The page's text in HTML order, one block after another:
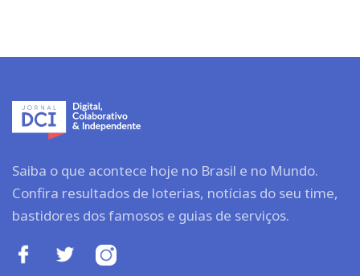
Saiba o que acontece hoje no Brasil e no Mundo.
Confira resultados de loterias, notícias do seu time,
bastidores dos famosos e guias de serviços.